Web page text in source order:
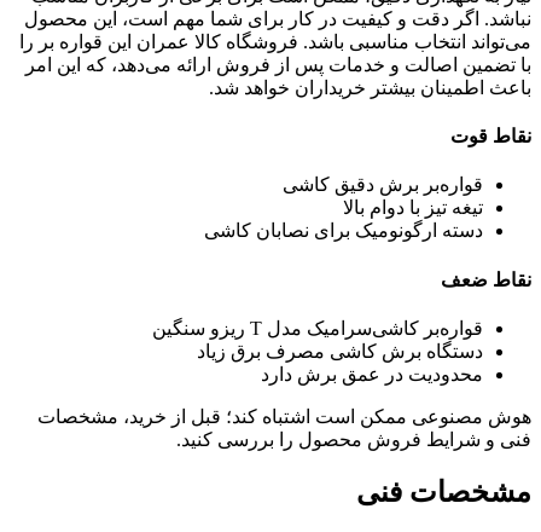
نباشد. اگر دقت و کیفیت در کار برای شما مهم است، این محصول
می‌تواند انتخاب مناسبی باشد. فروشگاه کالا عمران این قواره بر را
با تضمین اصالت و خدمات پس از فروش ارائه می‌دهد، که این امر
باعث اطمینان بیشتر خریداران خواهد شد.
نقاط قوت
قواره‌بر برش دقیق کاشی
تیغه تیز با دوام بالا
دسته ارگونومیک برای نصابان کاشی
نقاط ضعف
قواره‌بر کاشی‌سرامیک مدل T ریزو سنگین
دستگاه برش کاشی مصرف برق زیاد
محدودیت در عمق برش دارد
هوش مصنوعی ممکن است اشتباه کند؛ قبل از خرید، مشخصات
فنی و شرایط فروش محصول را بررسی کنید.
مشخصات فنی